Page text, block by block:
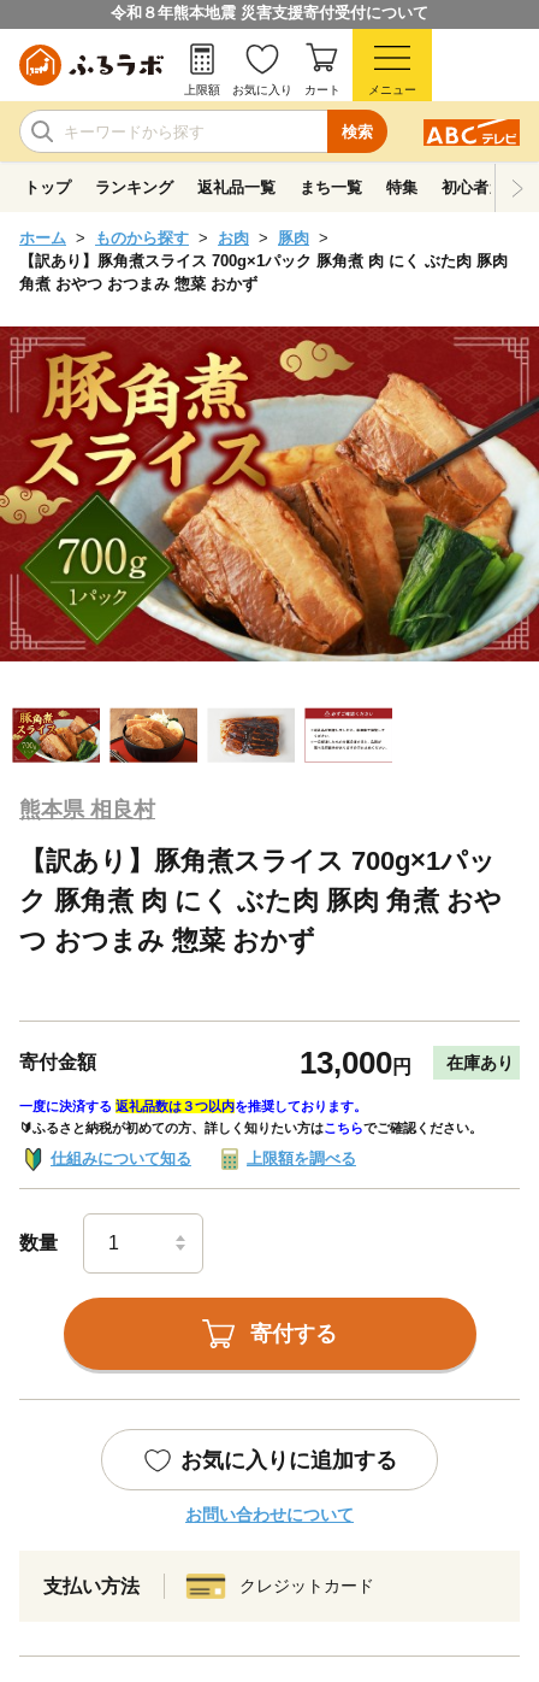
令和８年熊本地震 災害支援寄付受付について
検索
上限額 お気に入り カート メニュー
トップ ランキング 返礼品一覧 まち一覧 特集 初心者ガイド
ホーム ものから探す お肉
豚肉
【訳あり】豚角煮スライス 700g×1パック 豚角煮 肉 にく ぶた肉 豚肉
角煮 おやつ おつまみ 惣菜 おかず
熊本県 相良村
【訳あり】豚角煮スライス 700g×1パッ
ク 豚角煮 肉 にく ぶた肉 豚肉 角煮 おや
つ おつまみ 惣菜 おかず
寄付金額 13,000円 在庫あり
一度に決済する 返礼品数は３つ以内を推奨しております。
🔰ふるさと納税が初めての方、詳しく知りたい方はこちらでご確認ください。
仕組みについて知る 上限額を調べる
数量
寄付する
お気に入りに追加する
お問い合わせについて
支払い方法 クレジットカード